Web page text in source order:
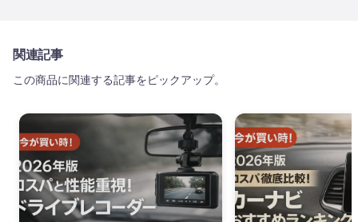
関連記事
この商品に関連する記事をピックアップ。